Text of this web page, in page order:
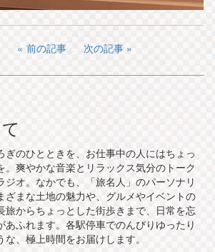
前の記事 次の記事
ぎのひとときを、お仕事中の人にはちょっ
。爽やかな音楽とリラックス気分のトーク
ジオ。なかでも、「旅名人」のパーソナリ
ざまな土地の魅力や、グルメやイベントの
旅からちょっとした街歩きまで、日常を忘
あふれます。各駅停車でのんびりゆったり
、極上時間をお届けします。